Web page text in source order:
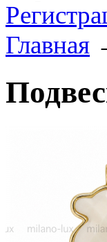
Главная